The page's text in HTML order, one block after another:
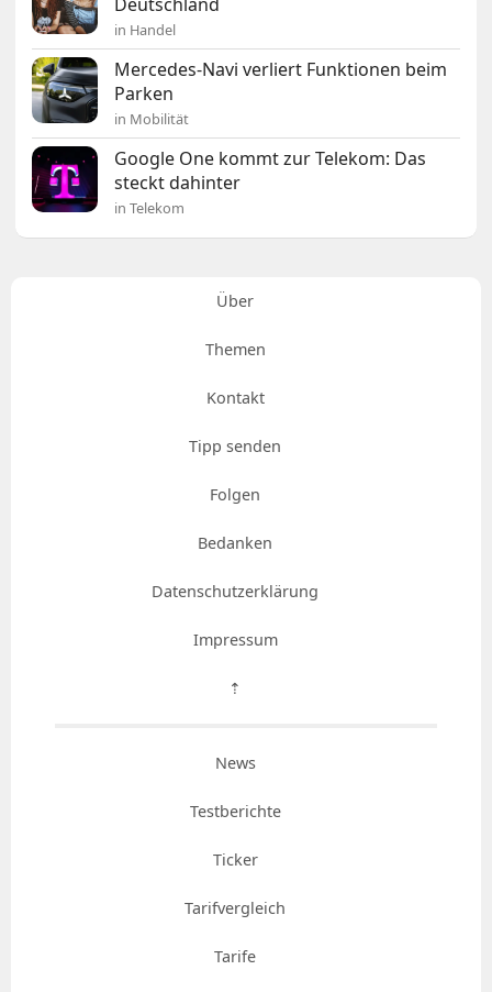
in Handel
Mercedes-Navi verliert Funktionen beim
Parken
in Mobilität
Google One kommt zur Telekom: Das
steckt dahinter
in Telekom
Über
Themen
Kontakt
Tipp senden
Folgen
Bedanken
Datenschutzerklärung
Impressum
⇡
News
Testberichte
Ticker
Tarifvergleich
Tarife